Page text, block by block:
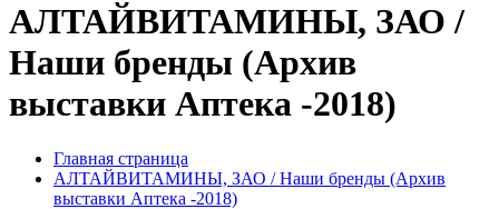
АЛТАЙВИТАМИНЫ, ЗАО /
Наши бренды (Архив
выставки Аптека -2018)
Главная страница
АЛТАЙВИТАМИНЫ, ЗАО / Наши бренды (Архив
выставки Аптека -2018)